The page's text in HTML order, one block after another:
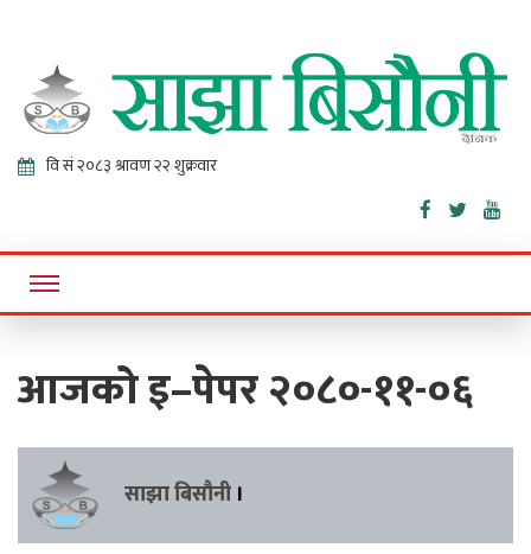
Sajha
Bisaunee
Online News Portal
आजको इ–पेपर २०८०-११-०६
साझा बिसौनी ।